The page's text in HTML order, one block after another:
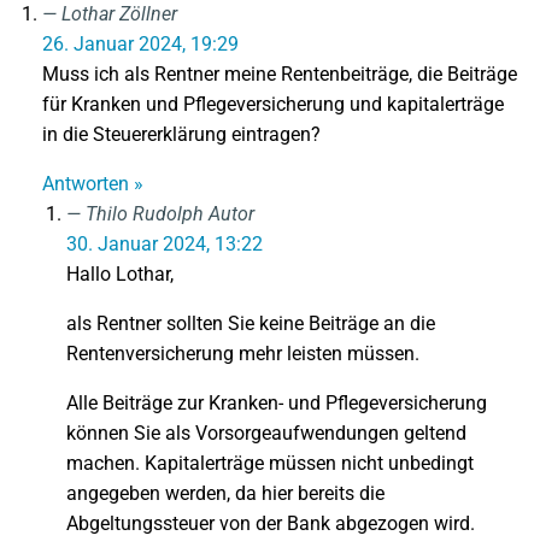
Lothar Zöllner
26. Januar 2024, 19:29
Muss ich als Rentner meine Rentenbeiträge, die Beiträge
für Kranken und Pflegeversicherung und kapitalerträge
in die Steuererklärung eintragen?
Antworten »
Thilo Rudolph Autor
30. Januar 2024, 13:22
Hallo Lothar,
als Rentner sollten Sie keine Beiträge an die
Rentenversicherung mehr leisten müssen.
Alle Beiträge zur Kranken- und Pflegeversicherung
können Sie als Vorsorgeaufwendungen geltend
machen. Kapitalerträge müssen nicht unbedingt
angegeben werden, da hier bereits die
Abgeltungssteuer von der Bank abgezogen wird.